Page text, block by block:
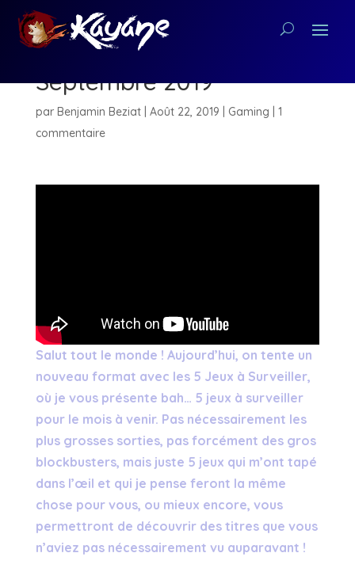
5 Jeux à Surveiller :
Septembre 2019
par Benjamin Beziat| Août 22, 2019 Gaming
1
commentaire
Salut tout le monde ! Aujourd’hui, on tente un
nouveau format avec les 5 Jeux à Surveiller,
où je vous présente bah… 5 jeux à surveiller
pour le mois à venir. Pas nécessairement les
plus grosses sorties, pas forcément des gros
blockbusters, mais juste 5 jeux qui m’ont tapé
dans l’œil et qui je pense feront la même
chose pour vous, ou mieux encore, vous
permettront de découvrir des titres que vous
n’aviez pas nécessairement vu auparavant !